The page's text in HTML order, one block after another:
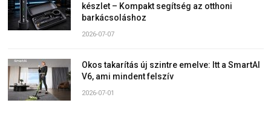
készlet – Kompakt segítség az otthoni
barkácsoláshoz
2026-07-07
Okos takarítás új szintre emelve: Itt a SmartAI
V6, ami mindent felszív
2026-07-01